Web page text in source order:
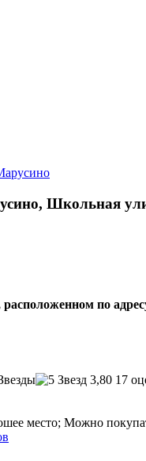
Школьная
расположенном по
3,80 17
место; Можно